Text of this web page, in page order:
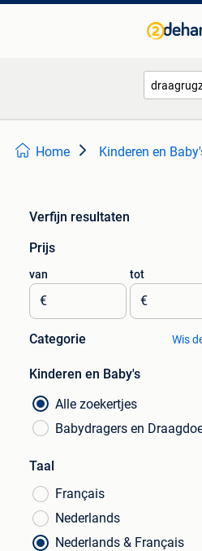
Home Kinderen en
Verfijn resultaten
Prijs
van
€
tot
€
Categorie Wis
Kinderen en Baby's
Alle zoekertjes
Babydragers en
Taal
Français
Nederlands
Nederlands & Français